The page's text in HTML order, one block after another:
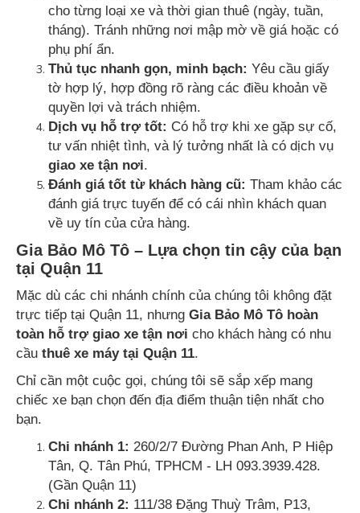
cho từng loại xe và thời gian thuê (ngày, tuần,
tháng). Tránh những nơi mập mờ về giá hoặc có
phụ phí ẩn.
Thủ tục nhanh gọn, minh bạch: Yêu cầu giấy
tờ hợp lý, hợp đồng rõ ràng các điều khoản về
quyền lợi và trách nhiệm.
Dịch vụ hỗ trợ tốt: Có hỗ trợ khi xe gặp sự cố,
tư vấn nhiệt tình, và lý tưởng nhất là có dịch vụ
giao xe tận nơi.
Đánh giá tốt từ khách hàng cũ: Tham khảo các
đánh giá trực tuyến để có cái nhìn khách quan
về uy tín của cửa hàng.
Gia Bảo Mô Tô – Lựa chọn tin cậy của bạn
tại Quận 11
Mặc dù các chi nhánh chính của chúng tôi không đặt
trực tiếp tại Quận 11, nhưng Gia Bảo Mô Tô hoàn
toàn hỗ trợ giao xe tận nơi cho khách hàng có nhu
cầu thuê xe máy tại Quận 11.
Chỉ cần một cuộc gọi, chúng tôi sẽ sắp xếp mang
chiếc xe bạn chọn đến địa điểm thuận tiện nhất cho
bạn.
Chi nhánh 1: 260/2/7 Đường Phan Anh, P Hiệp
Tân, Q. Tân Phú, TPHCM - LH 093.3939.428.
(Gần Quận 11)
Chi nhánh 2: 111/38 Đặng Thuỳ Trâm, P13,